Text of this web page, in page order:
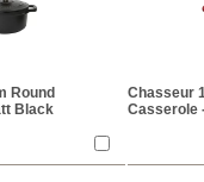
Round
Black
Chasseur
Casserole